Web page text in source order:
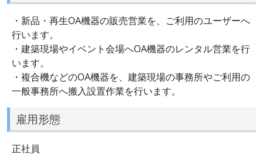
・新品・再生OA機器の販売営業を、ご利用のユーザーへ
行います。
・建築現場やイベント会場へOA機器のレンタル営業を行
います。
・複合機などのOA機器を、建築現場の事務所やご利用の
一般事務所へ搬入設置作業を行います。
雇用形態
正社員